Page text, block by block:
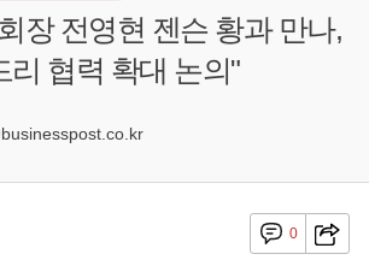
장 전영현 젠슨 황과 만나,
리 협력 확대 논의"
0